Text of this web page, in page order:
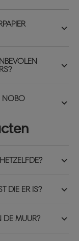
NOBO
DIE ER IS?
DE MUUR?